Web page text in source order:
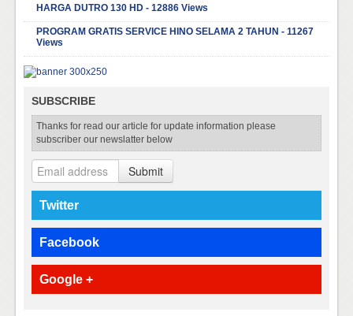
HARGA DUTRO 130 HD - 12886 Views
PROGRAM GRATIS SERVICE HINO SELAMA 2 TAHUN - 11267
Views
SUBSCRIBE
Thanks for read our article for update information please
subscriber our newslatter below
Submit
Twitter
Facebook
Google +